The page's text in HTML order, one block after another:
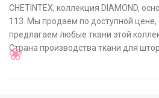
CHETINTEX, коллекция DIAMOND,
113. Мы продаем по доступной цене,
предлагаем любые ткани этой
Страна производства ткани для